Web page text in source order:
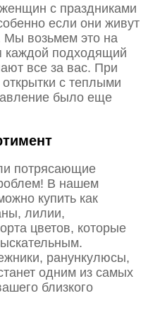
с праздниками
если они живут
Мы возьмем это на
каждой подходящий
все за вас. При
с теплыми
было еще
потрясающие
В нашем
купить как
лилии,
цветов, которые
ранункулюсы,
одним из самых
близкого